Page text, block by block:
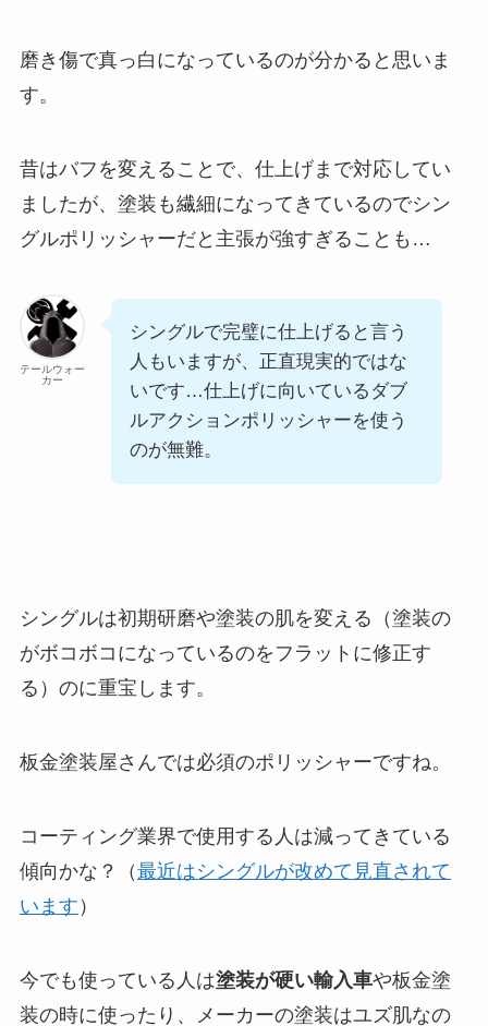
磨き傷で真っ白になっているのが分かると思いま
す。
昔はバフを変えることで、仕上げまで対応してい
ましたが、塗装も繊細になってきているのでシン
グルポリッシャーだと主張が強すぎることも…
テールウォー
カー
シングルで完璧に仕上げると言う
人もいますが、正直現実的ではな
いです…仕上げに向いているダブ
ルアクションポリッシャーを使う
のが無難。
シングルは初期研磨や塗装の肌を変える（塗装の
がボコボコになっているのをフラットに修正す
る）のに重宝します。
板金塗装屋さんでは必須のポリッシャーですね。
コーティング業界で使用する人は減ってきている
傾向かな？（最近はシングルが改めて見直されて
います ）
今でも使っている人は塗装が硬い輸入車や板金塗
装の時に使ったり、メーカーの塗装はユズ肌なの